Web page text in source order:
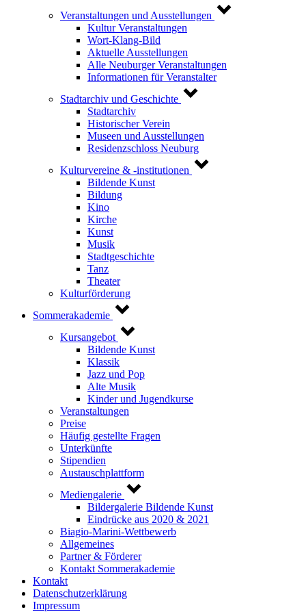
Veranstaltungen und Ausstellungen
Kultur Veranstaltungen
Wort-Klang-Bild
Aktuelle Ausstellungen
Alle Neuburger Veranstaltungen
Informationen für Veranstalter
Stadtarchiv und Geschichte
Stadtarchiv
Historischer Verein
Museen und Ausstellungen
Residenzschloss Neuburg
Kulturvereine & -institutionen
Bildende Kunst
Bildung
Kino
Kirche
Kunst
Musik
Stadtgeschichte
Tanz
Theater
Kulturförderung
Sommerakademie
Kursangebot
Bildende Kunst
Klassik
Jazz und Pop
Alte Musik
Kinder und Jugendkurse
Veranstaltungen
Preise
Häufig gestellte Fragen
Unterkünfte
Stipendien
Austauschplattform
Mediengalerie
Bildergalerie Bildende Kunst
Eindrücke aus 2020 & 2021
Biagio-Marini-Wettbewerb
Allgemeines
Partner & Förderer
Kontakt Sommerakademie
Kontakt
Datenschutzerklärung
Impressum